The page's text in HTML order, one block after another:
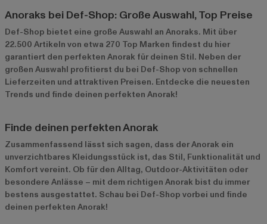
Anoraks bei Def-Shop: Große Auswahl, Top Preise
Def-Shop bietet eine große Auswahl an Anoraks. Mit über
22.500 Artikeln von etwa 270 Top Marken findest du hier
garantiert den perfekten Anorak für deinen Stil. Neben der
großen Auswahl profitierst du bei Def-Shop von schnellen
Lieferzeiten und attraktiven Preisen. Entdecke die neuesten
Trends und finde deinen perfekten Anorak!
Finde deinen perfekten Anorak
Zusammenfassend lässt sich sagen, dass der Anorak ein
unverzichtbares Kleidungsstück ist, das Stil, Funktionalität und
Komfort vereint. Ob für den Alltag, Outdoor-Aktivitäten oder
besondere Anlässe – mit dem richtigen Anorak bist du immer
bestens ausgestattet. Schau bei Def-Shop vorbei und finde
deinen perfekten Anorak!